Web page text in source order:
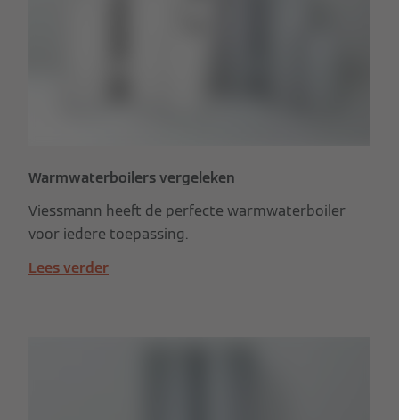
Warmwaterboilers vergeleken
Viessmann heeft de perfecte warmwaterboiler
voor iedere toepassing.
Lees verder